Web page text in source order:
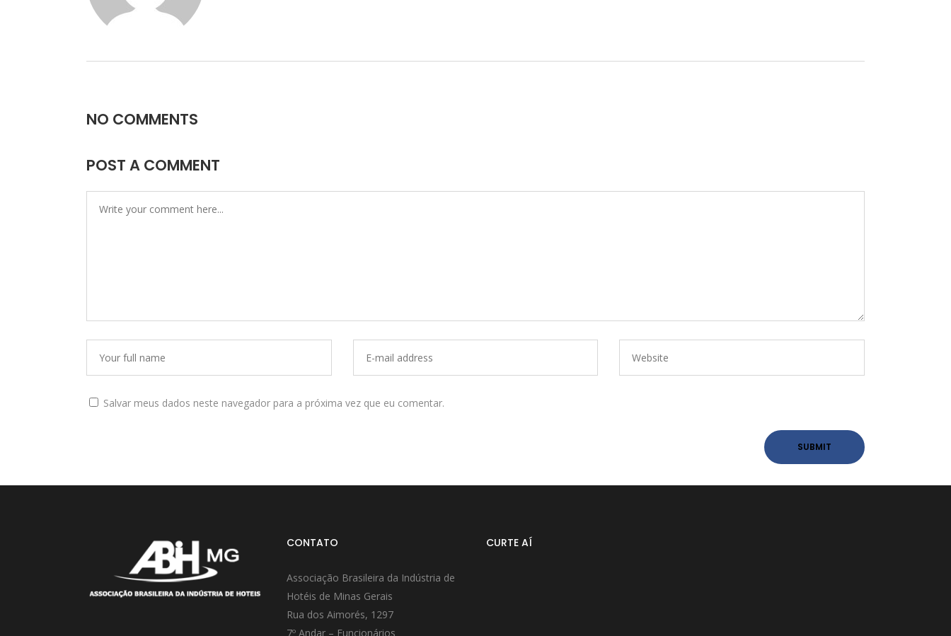
NO COMMENTS
POST A COMMENT
Salvar meus dados neste navegador para a próxima vez que eu comentar.
CONTATO
Associação Brasileira da Indústria de
Hotéis de Minas Gerais
Rua dos Aimorés, 1297
7º Andar – Funcionários
CURTE AÍ